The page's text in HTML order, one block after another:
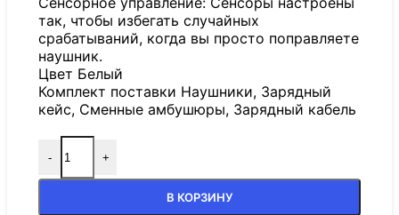
так, чтобы избегать случайных
срабатываний, когда вы просто поправляете
наушник.
Цвет Белый
Комплект поставки Наушники, Зарядный
кейс, Сменные амбушюры, Зарядный кабель
- +
В КОРЗИНУ